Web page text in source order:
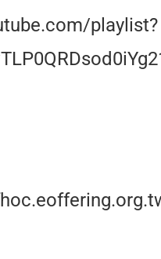
playlist?